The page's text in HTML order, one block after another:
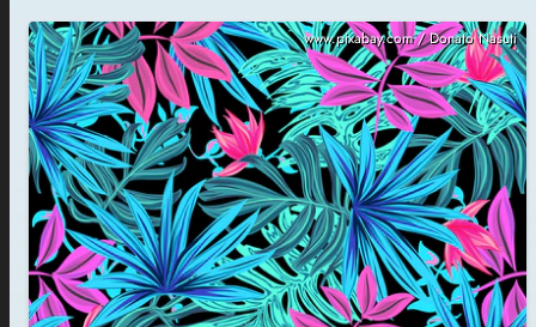
www.pixabay.com / Donato Nasuti